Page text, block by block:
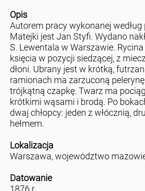
Opis
Autorem pracy wykonanej
Matejki jest Jan Styfi. Wydano
S. Lewentala w Warszawie.
księcia w pozycji siedzącej, z
dłoni. Ubrany jest w krótką,
ramionach ma zarzuconą
trójkątną czapkę. Twarz ma
krótkimi wąsami i brodą. Po
dwaj chłopcy: jeden z włócznią,
hełmem.
Lokalizacja
Warszawa, województwo
Datowanie
1876 r.